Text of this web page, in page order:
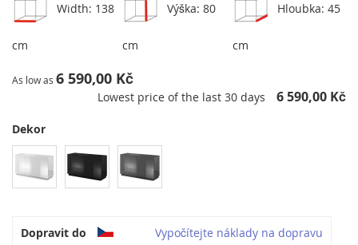
Width: 138
cm
Výška: 80
cm
Hloubka: 45
cm
As low as 6 590,00 Kč
Lowest price of the last 30 days 6 590,00 Kč
Dekor
Dopravit do Vypočítejte náklady na dopravu